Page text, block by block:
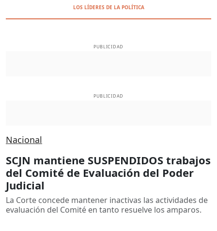
LOS LÍDERES DE LA POLÍTICA
PUBLICIDAD
PUBLICIDAD
Nacional
SCJN mantiene SUSPENDIDOS trabajos
del Comité de Evaluación del Poder
Judicial
La Corte concede mantener inactivas las actividades de
evaluación del Comité en tanto resuelve los amparos.